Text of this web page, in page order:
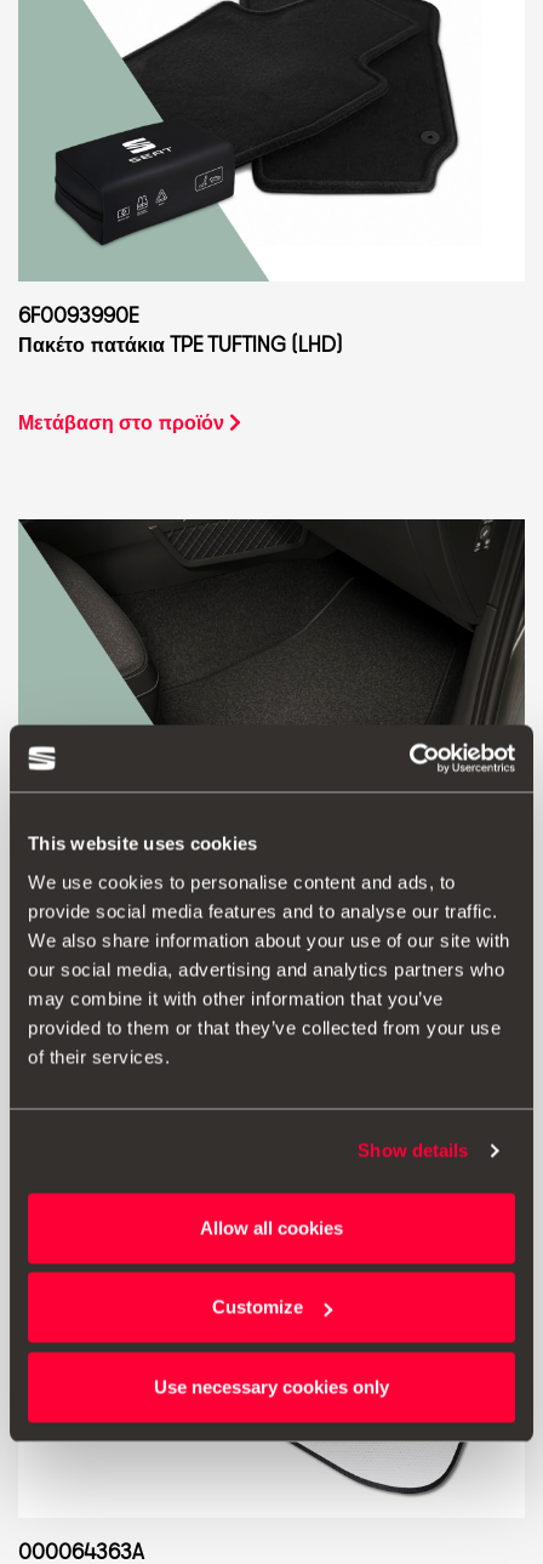
This website uses cookies
We use cookies to personalise content and ads, to
provide social media features and to analyse our traffic.
We also share information about your use of our site with
our social media, advertising and analytics partners who
may combine it with other information that you’ve
provided to them or that they’ve collected from your use
of their services.
Show details
Allow all cookies
Customize
Use necessary cookies only
6F0093990E
Πακέτο πατάκια TPE TUFTING (LHD)
Μετάβαση στο προϊόν
000093990AQ
Πακέτο πατάκια μοκέτας (LHD)
Μετάβαση στο προϊόν
000064363A